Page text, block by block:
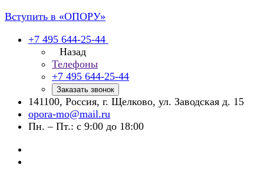
Вступить в «ОПОРУ»
+7 495 644-25-44
Назад
Телефоны
+7 495 644-25-44
Заказать звонок
141100, Россия, г. Щелково, ул. Заводская д. 15
opora-mo@mail.ru
Пн. – Пт.: с 9:00 до 18:00